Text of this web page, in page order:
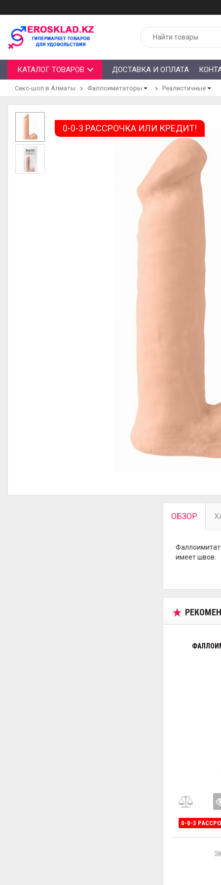
КАТАЛОГ ТОВАРОВ ДОСТАВКА И ОПЛАТА
Секс-шоп в Алматы Фаллоимитаторы Реалистичные
0-0-3 РАССРОЧКА ИЛИ КРЕДИТ!
ОБЗОР
имеет швов.
0-0-3